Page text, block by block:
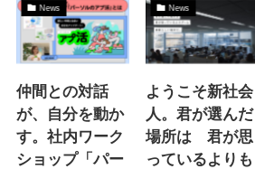
News
仲間との対話
が、自分を動か
す。社内ワーク
ショップ「パー
News
ようこそ新社会
人。君が選んだ
場所は 君が思
っているよりも